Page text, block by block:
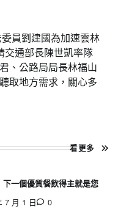
員劉建國為加速雲林
交通部長陳世凱率隊
、公路局局長林福山
取地方需求，關心多
看更多
一個優質餐飲得主就是您
7 月 1 日 0